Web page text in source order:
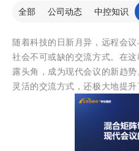
全部 公司动态 中控知识
随着科技的日新月异，远程会
社会不可或缺的交流方式。在这
露头角，成为现代会议的新趋
灵活的交流方式，还极大地提升